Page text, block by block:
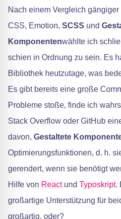
Nach einem Vergleich
CSS, Emotion, SCSS und
Komponentenwählte ich
schien in Ordnung zu sein. Es
Bibliothek heutzutage, was
Es gibt bereits eine große
Probleme stoße, finde ich
Stack Overflow oder GitHub
davon, Gestaltete
Optimierungsfunktionen, d. h.
gerendert, wenn sie benötigt
Hilfe von Reactund Typoskript.
großartige Unterstützung für
großartig, oder?